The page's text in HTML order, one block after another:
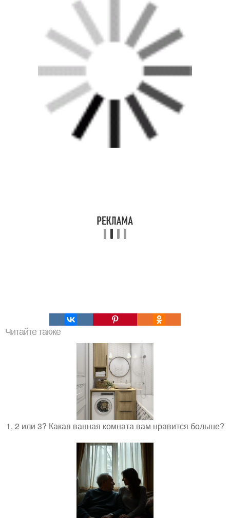
Читайте также
1, 2 или 3? Какая ванная комната вам нравится больше?